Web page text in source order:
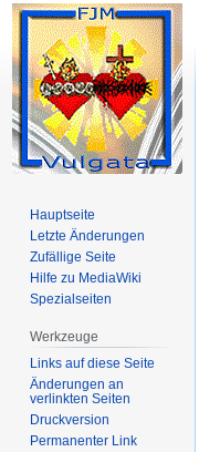
Hauptseite
Letzte Änderungen
Zufällige Seite
Hilfe zu MediaWiki
Spezialseiten
Werkzeuge
Links auf diese Seite
Änderungen an
verlinkten Seiten
Druckversion
Permanenter Link